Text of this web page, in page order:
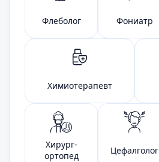
Флеболог Фониатр
Химиотерапевт
Хирург-
ортопед
Цефалголог